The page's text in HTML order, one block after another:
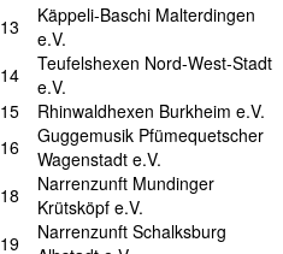
13
Käppeli-Baschi Malterdingen
e.V.
14
Teufelshexen Nord-West-Stadt
e.V.
15
Rhinwaldhexen Burkheim e.V.
16
Guggemusik Pfümequetscher
Wagenstadt e.V.
18
Narrenzunft Mundinger
Krütsköpf e.V.
19
Narrenzunft Schalksburg